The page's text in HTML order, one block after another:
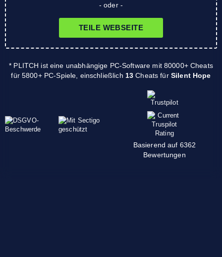
- oder -
TEILE WEBSEITE
* PLITCH ist eine unabhängige PC-Software mit 80000+ Cheats
für 5800+ PC-Spiele, einschließlich 13 Cheats für Silent Hope
Basierend auf 6362
Bewertungen